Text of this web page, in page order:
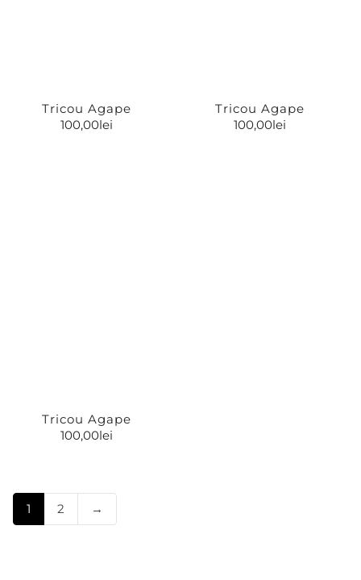
Tricou Agape
100,00lei
Tricou Agape
100,00lei
Tricou Agape
100,00lei
1 2 →